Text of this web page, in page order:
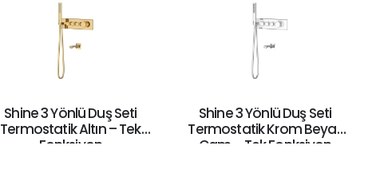
Shine 3 Yönlü Duş Seti
Termostatik Altın – Tek
Fonksiyon
Shine 3 Yönlü Duş Seti
Termostatik Krom Beyaz
Cam – Tek Fonksiyon